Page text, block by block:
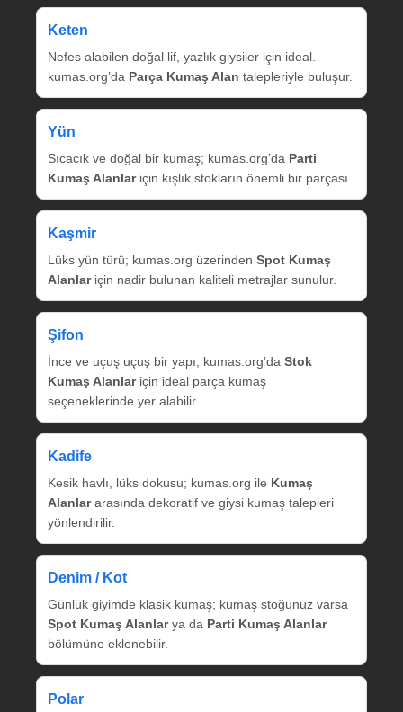
Keten
Nefes alabilen doğal lif, yazlık giysiler için ideal.
kumas.org’da Parça Kumaş Alan talepleriyle buluşur.
Yün
Sıcacık ve doğal bir kumaş; kumas.org’da Parti
Kumaş Alanlariçin kışlık stokların önemli bir parçası.
Kaşmir
Lüks yün türü; kumas.org üzerinden Spot Kumaş
Alanlariçin nadir bulunan kaliteli metrajlar sunulur.
Şifon
İnce ve uçuş uçuş bir yapı; kumas.org’da Stok
Kumaş Alanlariçin ideal parça kumaş
seçeneklerinde yer alabilir.
Kadife
Kesik havlı, lüks dokusu; kumas.org ile Kumaş
Alanlararasında dekoratif ve giysi kumaş talepleri
yönlendirilir.
Denim / Kot
Günlük giyimde klasik kumaş; kumaş stoğunuz varsa
Spot Kumaş Alanlarya da Parti Kumaş Alanlar
bölümüne eklenebilir.
Polar